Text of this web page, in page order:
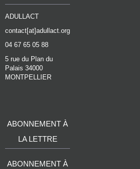
ADULLACT
contact[at]adullact.org
04 67 65 05 88
5 rue du Plan du
Palais 34000
MONTPELLIER
ABONNEMENT À
LA LETTRE
ABONNEMENT À